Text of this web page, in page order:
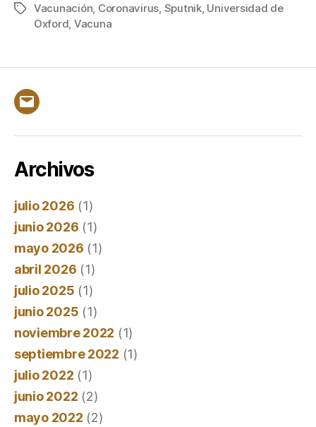
Etiquetas
Vacunación Coronavirus Sputnik, Universidad de
Oxford Vacuna
Correo
Archivos
julio 2026 (1)
junio 2026 (1)
mayo 2026 (1)
abril 2026 (1)
julio 2025 (1)
junio 2025 (1)
noviembre 2022 (1)
septiembre 2022 (1)
julio 2022 (1)
junio 2022 (2)
mayo 2022 (2)